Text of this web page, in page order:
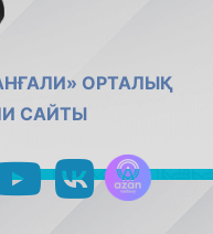
ОРТАЛЫҚ
САЙТЫ
youtubevk